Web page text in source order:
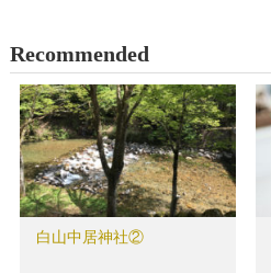
Recommended
白山中居神社②